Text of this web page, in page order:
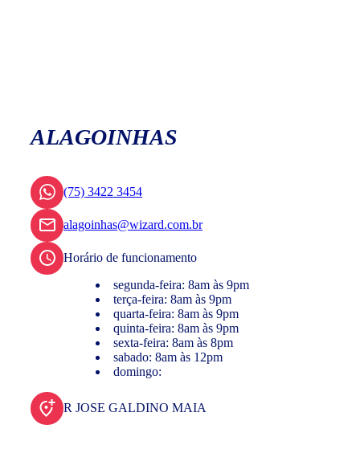
ALAGOINHAS
(75) 3422 3454
alagoinhas@wizard.com.br
Horário de funcionamento
segunda-feira: 8am às 9pm
terça-feira: 8am às 9pm
quarta-feira: 8am às 9pm
quinta-feira: 8am às 9pm
sexta-feira: 8am às 8pm
sabado: 8am às 12pm
domingo:
R JOSE GALDINO MAIA